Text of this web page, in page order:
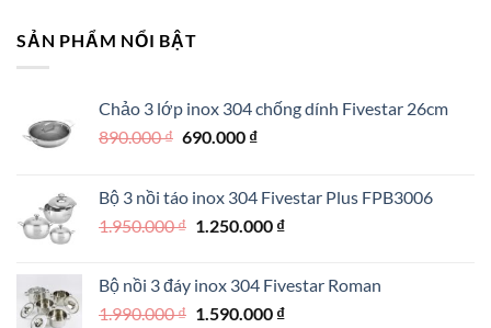
1.590.000 ₫.
SẢN PHẨM NỔI BẬT
Chảo 3 lớp inox 304 chống dính Fivestar 26cm
890.000₫ Giá
890.000 ₫.
690.000 ₫Giá
là:
690.000 ₫.
Bộ 3 nồi táo inox 304 Fivestar Plus FPB3006
1.950.000₫ Giá
1.950.000 ₫.
1.250.000 ₫Giá
là:
1.250.000 ₫.
Bộ nồi 3 đáy inox 304 Fivestar Roman
1.990.000₫ Giá
1.590.000 ₫Giá